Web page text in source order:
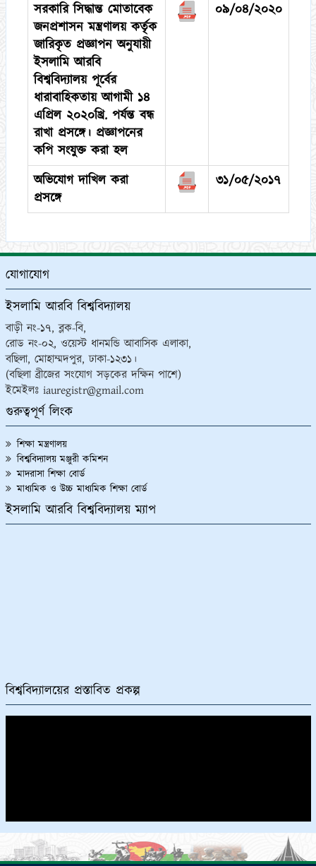
সরকা‌রি সিদ্ধান্ত মোতা‌বেক
জনপ্রশাস‌ন মন্ত্রণাল‌য় কর্তৃক
জা‌রিকৃত প্রজ্ঞাপন অনুযায়‌ী
ইসলামি আরবি
বিশ্ব‌বিদ‌্যালয় পূ‌র্বের
ধারাবা‌হিকতায় আগামী ১৪
এ‌প্রিল ২০২০‌খ্রি. পর্যন্ত বন্ধ
রাখা প্রস‌ঙ্গে। প্রজ্ঞাপনের
ক‌পি সংযুক্ত করা হল
০৯/০৪/২০২০
অভিযোগ দাখিল করা
প্রসঙ্গে
৩১/০৫/২০১৭
যোগাযোগ
ইসলামি আরবি বিশ্ববিদ্যালয়
বাড়ী নং-১৭, ব্লক-বি,
রোড নং-০২, ওয়েস্ট ধানমন্ডি আবাসিক এলাকা,
বছিলা, মোহাম্মদপুর, ঢাকা-১২৩১।
(বছিলা ব্রীজের সংযোগ সড়কের দক্ষিন পাশে)
ইমেইলঃ iauregistr@gmail.com
গুরুত্বপূর্ণ লিংক
শিক্ষা মন্ত্রণালয়
বিশ্ববিদ্যালয় মঞ্জুরী কমিশন
মাদরাসা শিক্ষা বোর্ড
মাধ্যমিক ও উচ্চ মাধ্যমিক শিক্ষা বোর্ড
ইসলামি আরবি বিশ্ববিদ্যালয় ম্যাপ
বিশ্ববিদ্যালয়ের প্রস্তাবিত প্রকল্প